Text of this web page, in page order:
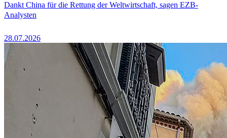
Dankt China für die Rettung der Weltwirtschaft, sagen EZB-
Analysten
28.07.2026